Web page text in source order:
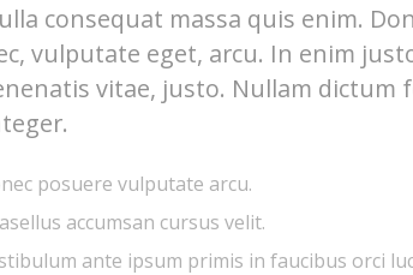
consequat massa quis enim.
vulputate eget, arcu. In enim
vitae, justo. Nullam dictum
posuere vulputate arcu.
accumsan cursus velit.
ante ipsum primis in faucibus orci